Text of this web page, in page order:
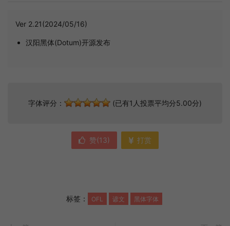
Ver 2.21(2024/05/16)
汉阳黑体(Dotum)开源发布
字体评分： (已有1人投票平均分5.00分)
赞(13) 打赏
标签： OFL 谚文 黑体字体